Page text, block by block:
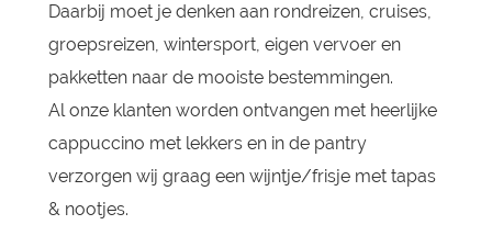
Daarbij moet je denken aan rondreizen, cruises,
groepsreizen, wintersport, eigen vervoer en
pakketten naar de mooiste bestemmingen.
Al onze klanten worden ontvangen met heerlijke
cappuccino met lekkers en in de pantry
verzorgen wij graag een wijntje/frisje met tapas
& nootjes.